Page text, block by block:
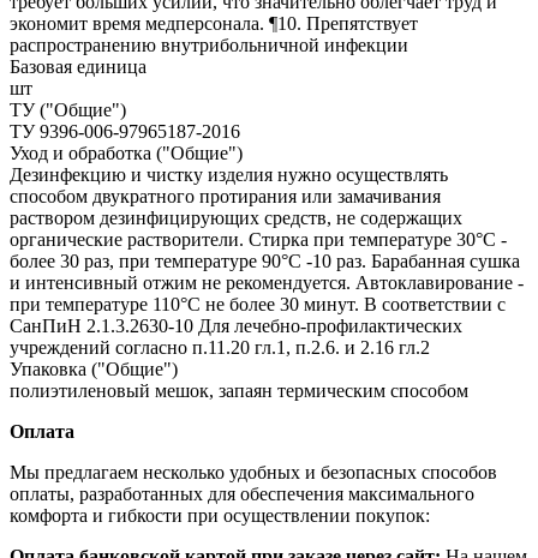
экономит время медперсонала. ¶10. Препятствует
распространению внутрибольничной инфекции
Базовая единица
шт
ТУ ("Общие")
ТУ 9396-006-97965187-2016
Уход и обработка ("Общие")
Дезинфекцию и чистку изделия нужно осуществлять
способом двукратного протирания или замачивания
раствором дезинфицирующих средств, не содержащих
органические растворители. Стирка при температуре 30°С -
более 30 раз, при температуре 90°С -10 раз. Барабанная сушка
и интенсивный отжим не рекомендуется. Автоклавирование -
при температуре 110°С не более 30 минут. В соответствии с
СанПиН 2.1.3.2630-10 Для лечебно-профилактических
учреждений согласно п.11.20 гл.1, п.2.6. и 2.16 гл.2
Упаковка ("Общие")
полиэтиленовый мешок, запаян термическим способом
Оплата
Мы предлагаем несколько удобных и безопасных способов
оплаты, разработанных для обеспечения максимального
комфорта и гибкости при осуществлении покупок: